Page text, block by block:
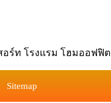
อร์ท โรงแรม โฮมออฟฟิต
Sitemap